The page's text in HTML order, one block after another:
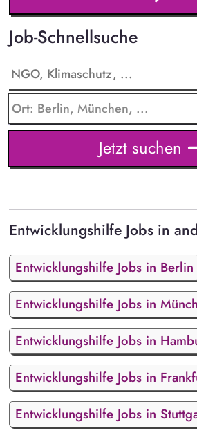
Job-Schnellsuche
Jetzt suchen
Entwicklungshilfe Jobs in
Entwicklungshilfe Jobs in Berlin
Entwicklungshilfe Jobs in
Entwicklungshilfe Jobs in
Entwicklungshilfe Jobs in
Entwicklungshilfe Jobs in